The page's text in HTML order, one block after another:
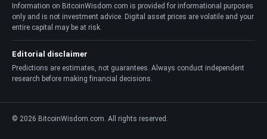
Information on BitcoinWisdom.com is provided for informational purposes
only and is not investment advice. Digital asset prices are volatile and your
entire capital may be at risk.
Editorial disclaimer
Predictions are estimates, not guarantees. Always conduct independent
research before making financial decisions.
© 2026 BitcoinWisdom.com. All rights reserved.